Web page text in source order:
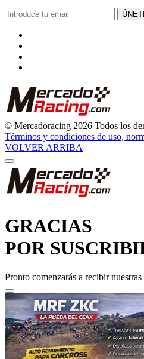
© Mercadoracing 2026 Todos los
Términos y condiciones de uso,
VOLVER ARRIBA
POR